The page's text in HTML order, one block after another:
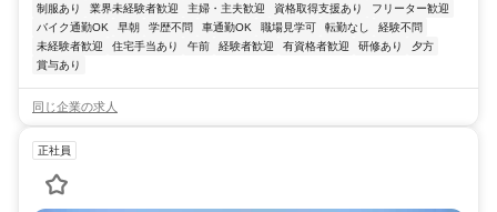
制服あり 業界未経験者歓迎 主婦・主夫歓迎 資格取得支援あり
フリーター歓迎
バイク通勤OK
早朝 学歴不問 車通勤OK 職場見学可 転勤なし
経験不問
未経験者歓迎
住宅手当あり 午前 経験者歓迎 有資格者歓迎 研修あり
夕方
賞与あり
同じ企業の求人
正社員